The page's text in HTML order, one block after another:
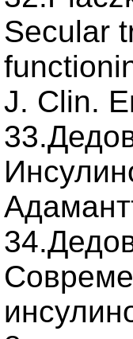
Secular
J. Clin.